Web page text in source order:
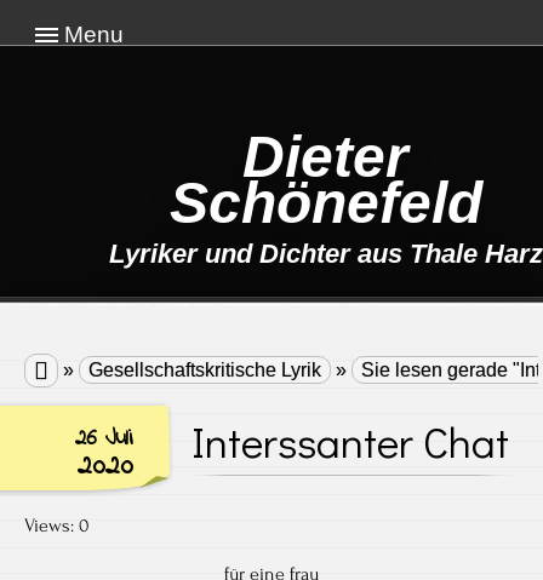
Menu
Dieter
Schönefeld
Lyriker und Dichter aus Thale Harz
 » Gesellschaftskritische Lyrik » Sie lesen gerade
26 Juli
2020 Interssanter Chat
Views: 0
für eine frau